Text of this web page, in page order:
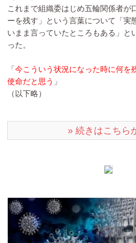
これまで組織委はじめ五輪関係者が
ーを残す」という言葉について「実
いまま言っていたところもある」と
った。
「 今こういう状況になった時に何を
使命だと思う 」
（以下略）
» 続きはこちら